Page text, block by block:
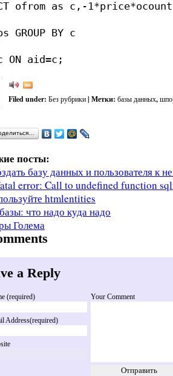
ofrom as c,-
GROUP BY c
ON aid=c;
Filed under: Без рубрики| Метки: базы данных,
посты:
базу данных и пользователя к
error: Call to undefined function
htmlentities
что надо куда надо
Голема
a Reply
(required)
Address(required)
Your Comment